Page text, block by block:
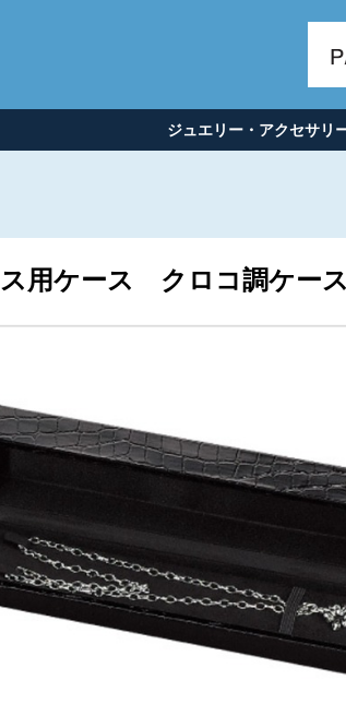
ジュエリー・アクセサリ
ス用ケース クロコ調ケ